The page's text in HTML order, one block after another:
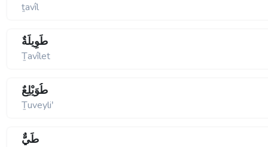
ṯavîl
طَوِيلَةٌ
Ṯavîlet
طُوَيْلِعٌ
Ṯuveyliʹ
طَيٌّ